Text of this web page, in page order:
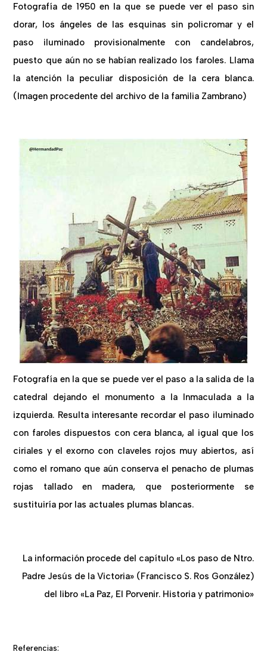
Fotografía de 1950 en la que se puede ver el paso sin
dorar, los ángeles de las esquinas sin policromar y el
paso iluminado provisionalmente con candelabros,
puesto que aún no se habían realizado los faroles. Llama
la atención la peculiar disposición de la cera blanca.
(Imagen procedente del archivo de la familia Zambrano)
Fotografía en la que se puede ver el paso a la salida de la
catedral dejando el monumento a la Inmaculada a la
izquierda. Resulta interesante recordar el paso iluminado
con faroles dispuestos con cera blanca, al igual que los
ciriales y el exorno con claveles rojos muy abiertos, así
como el romano que aún conserva el penacho de plumas
rojas tallado en madera, que posteriormente se
sustituiría por las actuales plumas blancas.
La información procede del capítulo «Los paso de Ntro.
Padre Jesús de la Victoria» (Francisco S. Ros González)
del libro «La Paz, El Porvenir. Historia y patrimonio»
Referencias: